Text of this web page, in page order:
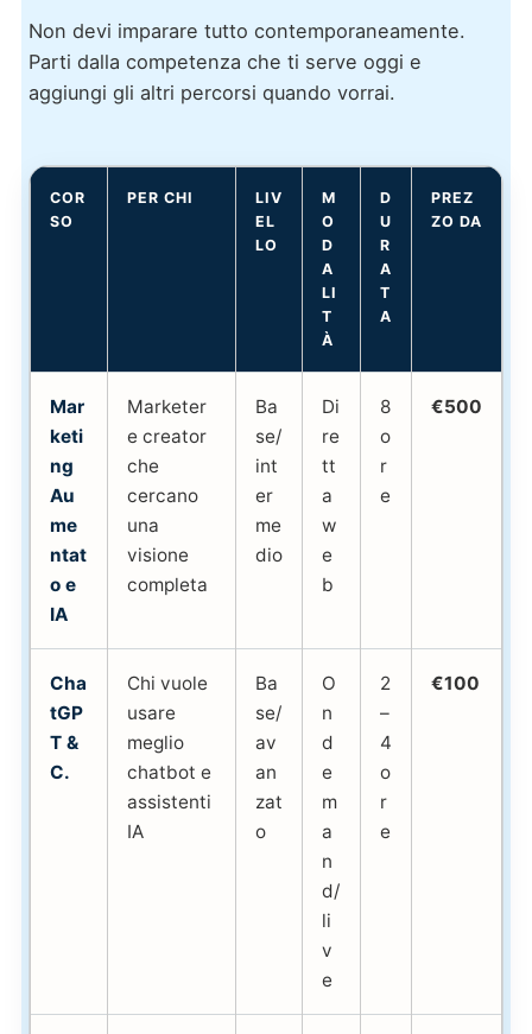
Non devi imparare tutto contemporaneamente.
Parti dalla competenza che ti serve oggi e
aggiungi gli altri percorsi quando vorrai.
COR
SO
PER CHI
LIV
EL
LO
M
O
D
A
LI
T
À
D
U
R
A
T
A
PREZ
ZO DA
Mar
keti
ng
Au
me
ntat
o e
IA
Marketer
e creator
che
cercano
una
visione
completa
Ba
se/
int
er
me
dio
Di
re
tt
a
w
e
b
8
o
r
e
€500
Cha
tGP
T &
C.
Chi vuole
usare
meglio
chatbot e
assistenti
IA
Ba
se/
av
an
zat
o
O
n
d
e
m
a
n
d/
li
v
e
2
–
4
o
r
e
€100